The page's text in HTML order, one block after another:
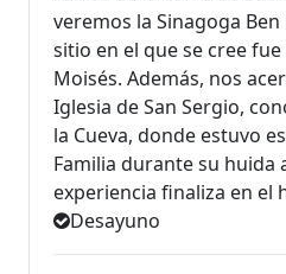
veremos la Sinagoga
sitio en el que se cree
Moisés. Además, nos
Iglesia de San Sergio,
la Cueva, donde estuvo
Familia durante su huida
experiencia finaliza en el
Desayuno